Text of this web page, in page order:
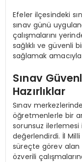
Efeler ilçesindeki
sınav günü
çalışmalarını
sağlıklı ve güvenli
sağlamak
Sınav
Hazırlıklar
Sınav
öğretmenlerle bir
sorunsuz ilerlemesi
değerlendirdi. İl
süreçte görev
özverili